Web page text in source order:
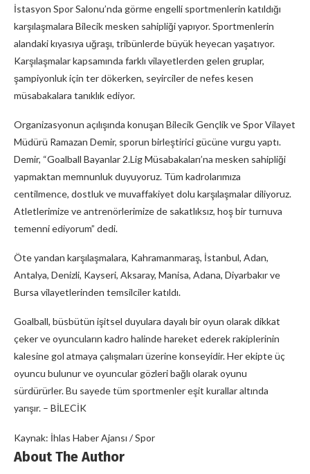
İstasyon Spor Salonu’nda görme engelli sportmenlerin katıldığı
karşılaşmalara Bilecik mesken sahipliği yapıyor. Sportmenlerin
alandaki kıyasıya uğraşı, tribünlerde büyük heyecan yaşatıyor.
Karşılaşmalar kapsamında farklı vilayetlerden gelen gruplar,
şampiyonluk için ter dökerken, seyirciler de nefes kesen
müsabakalara tanıklık ediyor.
Organizasyonun açılışında konuşan Bilecik Gençlik ve Spor Vilayet
Müdürü Ramazan Demir, sporun birleştirici gücüne vurgu yaptı.
Demir, “Goalball Bayanlar 2.Lig Müsabakaları’na mesken sahipliği
yapmaktan memnunluk duyuyoruz. Tüm kadrolarımıza
centilmence, dostluk ve muvaffakiyet dolu karşılaşmalar diliyoruz.
Atletlerimize ve antrenörlerimize de sakatlıksız, hoş bir turnuva
temenni ediyorum” dedi.
Öte yandan karşılaşmalara, Kahramanmaraş, İstanbul, Adan,
Antalya, Denizli, Kayseri, Aksaray, Manisa, Adana, Diyarbakır ve
Bursa vilayetlerinden temsilciler katıldı.
Goalball, büsbütün işitsel duyulara dayalı bir oyun olarak dikkat
çeker ve oyuncuların kadro halinde hareket ederek rakiplerinin
kalesine gol atmaya çalışmaları üzerine konseyidir. Her ekipte üç
oyuncu bulunur ve oyuncular gözleri bağlı olarak oyunu
sürdürürler. Bu sayede tüm sportmenler eşit kurallar altında
yarışır. – BİLECİK
Kaynak: İhlas Haber Ajansı / Spor
About The Author